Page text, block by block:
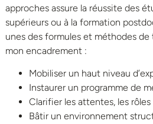
approches assure la réussite des
supérieurs ou à la formation
unes des formules et méthodes de
mon encadrement :
Mobiliser un haut niveau
Instaurer un programme de
Clarifier les attentes, les
Bâtir un environnement